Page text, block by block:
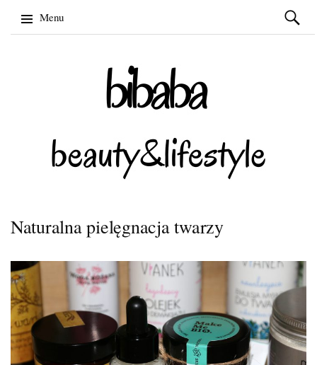
Menu
Szukaj:
Naturalna pielęgnacja twarzy